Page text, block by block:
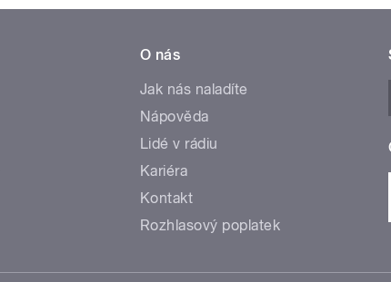
O nás
Jak nás naladíte
Nápověda
Lidé v rádiu
Kariéra
Kontakt
Rozhlasový poplatek